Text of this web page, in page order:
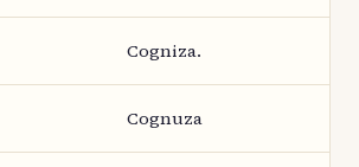
Cogniza.
Cognuza